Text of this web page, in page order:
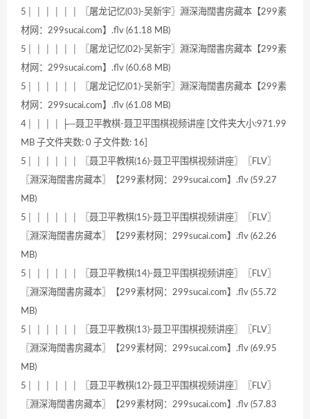
5│ │ │ │ │ │ 〖屠龙记忆(03)-吴新宇〗淵深海闊書房藏本【299素
材网：299sucai.com】.flv (61.18 MB)
5│ │ │ │ │ │ 〖屠龙记忆(02)-吴新宇〗淵深海闊書房藏本【299素
材网：299sucai.com】.flv (60.68 MB)
5│ │ │ │ │ │ 〖屠龙记忆(01)-吴新宇〗淵深海闊書房藏本【299素
材网：299sucai.com】.flv (61.08 MB)
4│ │ │ │ ├─聂卫平教棋-聂卫平围棋视频讲座 [文件夹大小:971.99
MB 子文件夹数: 0 子文件数: 16]
5│ │ │ │ │ │ 〖聂卫平教棋(16)-聂卫平围棋视频讲座〗〖FLV〗
〖淵深海闊書房藏本〗【299素材网：299sucai.com】.flv (59.27
MB)
5│ │ │ │ │ │ 〖聂卫平教棋(15)-聂卫平围棋视频讲座〗〖FLV〗
〖淵深海闊書房藏本〗【299素材网：299sucai.com】.flv (62.26
MB)
5│ │ │ │ │ │ 〖聂卫平教棋(14)-聂卫平围棋视频讲座〗〖FLV〗
〖淵深海闊書房藏本〗【299素材网：299sucai.com】.flv (55.72
MB)
5│ │ │ │ │ │ 〖聂卫平教棋(13)-聂卫平围棋视频讲座〗〖FLV〗
〖淵深海闊書房藏本〗【299素材网：299sucai.com】.flv (69.95
MB)
5│ │ │ │ │ │ 〖聂卫平教棋(12)-聂卫平围棋视频讲座〗〖FLV〗
〖淵深海闊書房藏本〗【299素材网：299sucai.com】.flv (57.83